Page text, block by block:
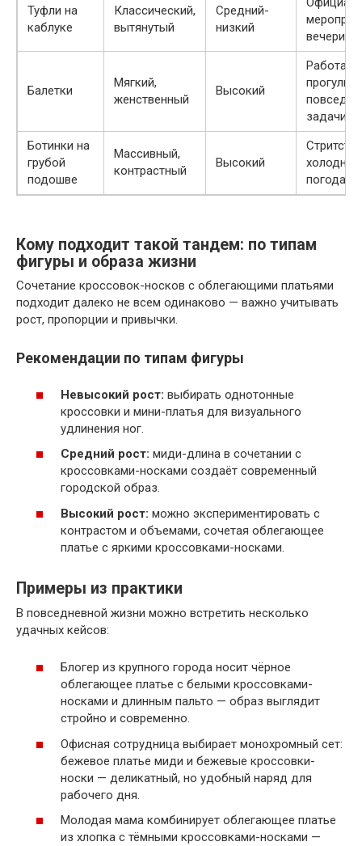
Туфли на
каблуке
Классический,
вытянутый
Средний-
низкий
Балетки
Мягкий,
женственный
Высокий
Работа,
прогулки,
задачи
Ботинки на
грубой
подошве
Массивный,
контрастный
Высокий
холодная
погода
Кому подходит такой тандем: по типам
фигуры и образа жизни
Сочетание кроссовок-носков с облегающими платьями
подходит далеко не всем одинаково — важно учитывать
рост, пропорции и привычки.
Рекомендации по типам фигуры
Невысокий рост: выбирать однотонные
кроссовки и мини-платья для визуального
удлинения ног.
Средний рост: миди-длина в сочетании с
кроссовками-носками создаёт современный
городской образ.
Высокий рост: можно экспериментировать с
контрастом и объемами, сочетая облегающее
платье с яркими кроссовками-носками.
Примеры из практики
В повседневной жизни можно встретить несколько
удачных кейсов:
Блогер из крупного города носит чёрное
облегающее платье с белыми кроссовками-
носками и длинным пальто — образ выглядит
стройно и современно.
Офисная сотрудница выбирает монохромный сет:
бежевое платье миди и бежевые кроссовки-
носки — деликатный, но удобный наряд для
рабочего дня.
Молодая мама комбинирует облегающее платье
из хлопка с тёмными кроссовками-носками —